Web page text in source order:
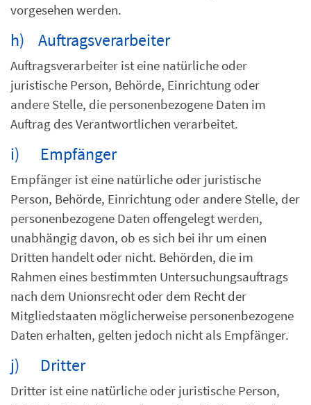
vorgesehen werden.
h) Auftragsverarbeiter
Auftragsverarbeiter ist eine natürliche oder
juristische Person, Behörde, Einrichtung oder
andere Stelle, die personenbezogene Daten im
Auftrag des Verantwortlichen verarbeitet.
i) Empfänger
Empfänger ist eine natürliche oder juristische
Person, Behörde, Einrichtung oder andere Stelle, der
personenbezogene Daten offengelegt werden,
unabhängig davon, ob es sich bei ihr um einen
Dritten handelt oder nicht. Behörden, die im
Rahmen eines bestimmten Untersuchungsauftrags
nach dem Unionsrecht oder dem Recht der
Mitgliedstaaten möglicherweise personenbezogene
Daten erhalten, gelten jedoch nicht als Empfänger.
j) Dritter
Dritter ist eine natürliche oder juristische Person,